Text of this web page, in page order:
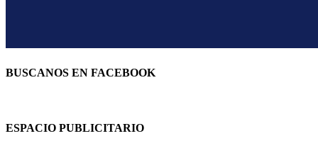
BUSCANOS EN FACEBOOK
ESPACIO PUBLICITARIO